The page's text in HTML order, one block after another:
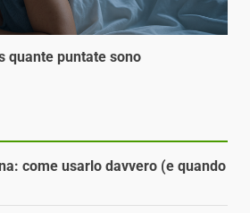
quante puntate sono
come usarlo davvero (e quando